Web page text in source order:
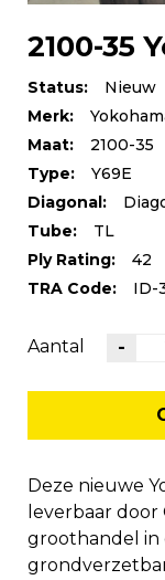
2100-35
Status:
Nieuw
Merk:
Maat:
2100-35
Type:
Y69E
Diagonal:
Tube:
TL
Ply Rating:
42
TRA Code:
ID-
Aantal -
Deze nieuwe
leverbaar door
groothandel in